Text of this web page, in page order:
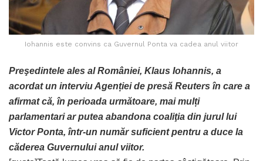
Iohannis este convins ca Guvernul Ponta va cadea anul viitor
Preşedintele ales al României, Klaus Iohannis, a
acordat un interviu Agenției de presă Reuters în care a
afirmat că, în perioada următoare, mai mulți
parlamentari ar putea abandona coaliţia din jurul lui
Victor Ponta, într-un număr suficient pentru a duce la
căderea Guvernului anul viitor.